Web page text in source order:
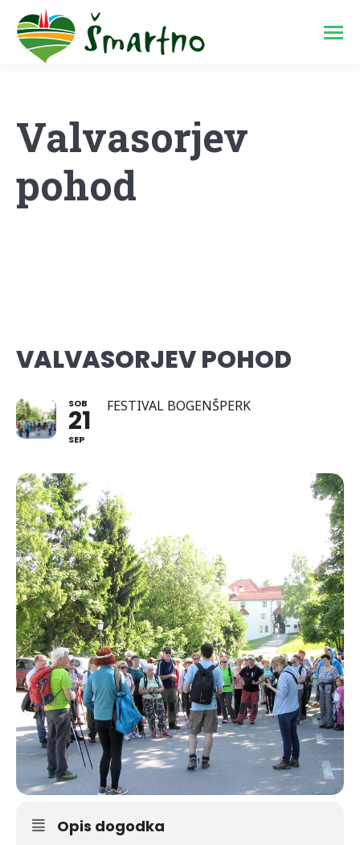
Valvasorjev
pohod
VALVASORJEV POHOD
SOB
21
SEP
FESTIVAL BOGENŠPERK
Opis dogodka